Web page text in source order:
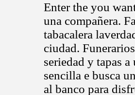
Enter the you
una compañera.
tabacalera
ciudad.
seriedad y tapas
sencilla e busca
al banco para